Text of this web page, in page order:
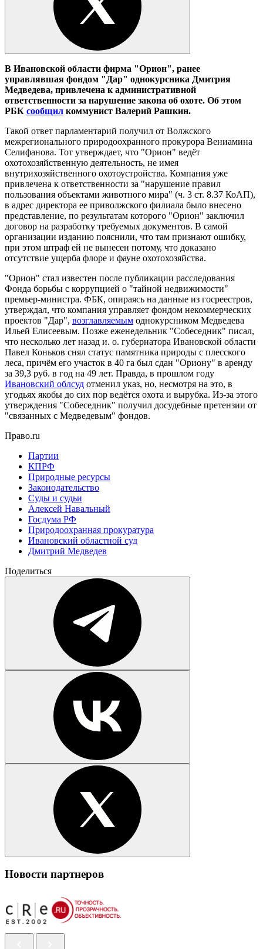
В Ивановской области фирма "Орион", ранее
управлявшая фондом "Дар" однокурсника Дмитрия
Медведева, привлечена к административной
ответственности за нарушение закона об охоте. Об этом
РБК сообщил коммунист Валерий Рашкин.
Такой ответ парламентарий получил от Волжского
межрегионального природоохранного прокурора Вениамина
Селифанова. Тот утверждает, что "Орион" ведёт
охотохозяйственную деятельность, не имея
внутрихозяйственного охотоустройства. Компания уже
привлечена к ответственности за "нарушение правил
пользования объектами животного мира" (ч. 3 ст. 8.37 КоАП),
в адрес директора ее приволжского филиала было внесено
представление, по результатам которого "Орион" заключил
договор на разработку требуемых документов. В самой
организации изданию пояснили, что там признают ошибку,
при этом штраф ей не вынесен потому, что доказано
отсутствие ущерба флоре и фауне охотохозяйства.
"Орион" стал известен после публикации расследования
Фонда борьбы с коррупцией о "тайной недвижимости"
премьер-министра. ФБК, опираясь на данные из госреестров,
утверждал, что компания управляет фондом некоммерческих
проектов "Дар", возглавляемым однокурсником Медведева
Ильей Елисеевым. Позже еженедельник "Собеседник" писал,
что несколько лет назад и. о. губернатора Ивановской области
Павел Коньков снял статус памятника природы с плесского
леса, причём его участок в 40 га был сдан "Ориону" в аренду
за 39,3 руб. в год на 49 лет. Правда, в прошлом году
Ивановский облсуд отменил указ, но, несмотря на это, в
угодьях якобы до сих пор ведётся охота и вырубка. Из-за этого
утверждения "Собеседник" получил досудебные претензии от
"связанных с Медведевым" фондов.
Право.ru
Партии
КПРФ
Природные ресурсы
Законодательство
Суды и судьи
Алексей Навальный
Госдума РФ
Природоохранная прокуратура
Ивановский областной суд
Дмитрий Медведев
Поделиться
Новости партнеров